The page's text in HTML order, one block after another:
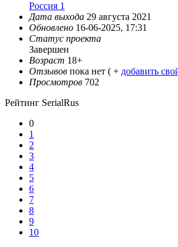
Россия 1
Дата выхода 29 августа 2021
Обновлено 16-06-2025, 17:31
Статус проекта
Завершен
Возраст 18+
Отзывов пока нет ( + добавить
Просмотров 702
Рейтинг SerialRus
0
1
2
3
4
5
6
7
8
9
10